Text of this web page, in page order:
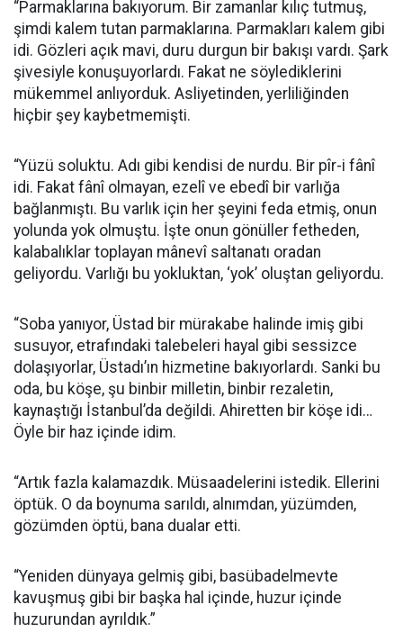
“Parmaklarına bakıyorum. Bir zamanlar kılıç tutmuş,
şimdi kalem tutan parmaklarına. Parmakları kalem gibi
idi. Gözleri açık mavi, duru durgun bir bakışı vardı. Şark
şivesiyle konuşuyorlardı. Fakat ne söylediklerini
mükemmel anlıyorduk. Asliyetinden, yerliliğinden
hiçbir şey kaybetmemişti.
“Yüzü soluktu. Adı gibi kendisi de nurdu. Bir pîr-i fânî
idi. Fakat fânî olmayan, ezelî ve ebedî bir varlığa
bağlanmıştı. Bu varlık için her şeyini feda etmiş, onun
yolunda yok olmuştu. İşte onun gönüller fetheden,
kalabalıklar toplayan mânevî saltanatı oradan
geliyordu. Varlığı bu yokluktan, ‘yok’ oluştan geliyordu.
“Soba yanıyor, Üstad bir mürakabe halinde imiş gibi
susuyor, etrafındaki talebeleri hayal gibi sessizce
dolaşıyorlar, Üstadı’ın hizmetine bakıyorlardı. Sanki bu
oda, bu köşe, şu binbir milletin, binbir rezaletin,
kaynaştığı İstanbul’da değildi. Ahiretten bir köşe idi…
Öyle bir haz içinde idim.
“Artık fazla kalamazdık. Müsaadelerini istedik. Ellerini
öptük. O da boynuma sarıldı, alnımdan, yüzümden,
gözümden öptü, bana dualar etti.
“Yeniden dünyaya gelmiş gibi, basübadelmevte
kavuşmuş gibi bir başka hal içinde, huzur içinde
huzurundan ayrıldık.”